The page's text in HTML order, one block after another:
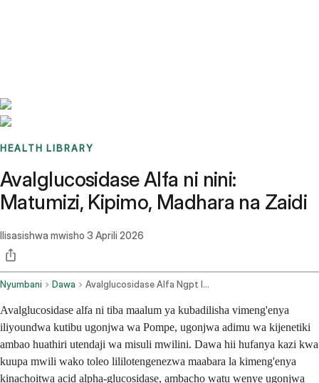
HEALTH LIBRARY
Avalglucosidase Alfa ni nini:
Matumizi, Kipimo, Madhara na Zaidi
Ilisasishwa mwisho 3 Aprili 2026
Nyumbani Dawa Avalglucosidase Alfa Ngpt Intravenous Route
Avalglucosidase alfa ni tiba maalum ya kubadilisha vimeng'enya
iliyoundwa kutibu ugonjwa wa Pompe, ugonjwa adimu wa kijenetiki
ambao huathiri utendaji wa misuli mwilini. Dawa hii hufanya kazi kwa
kuupa mwili wako toleo lililotengenezwa maabara la kimeng'enya
kinachoitwa acid alpha-glucosidase, ambacho watu wenye ugonjwa